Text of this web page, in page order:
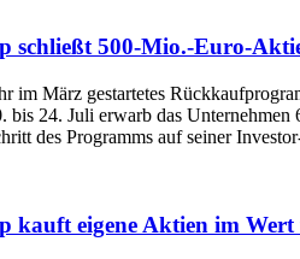
schließt 500‑Mio.-Euro-
im März gestartetes
bis 24. Juli erwarb das
des Programms auf seiner
kauft eigene Aktien im